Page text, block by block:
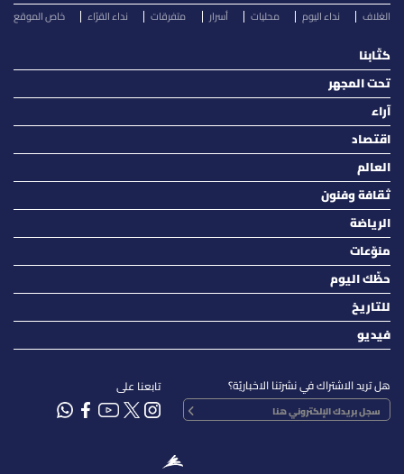
الغلاف نداء اليوم محليات أسرار متفرقات نداء القرّاء خاص الموقع
كتّابنا
تحت المجهر
آراء
اقتصاد
العالم
ثقافة وفنون
الرياضة
منوّعات
حظّك اليوم
للتاريخ
فيديو
هل تريد الاشتراك في نشرتنا الاخباريّة؟ تابعنا على